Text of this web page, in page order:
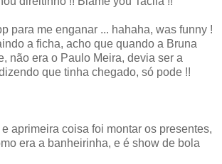
para me enganar ... hahaha, was funny !
a ficha, acho que quando a Bruna
não era o Paulo Meira, devia ser a
que tinha chegado, só pode !!
aprimeira coisa foi montar os presentes,
era a banheirinha, e é show de bola